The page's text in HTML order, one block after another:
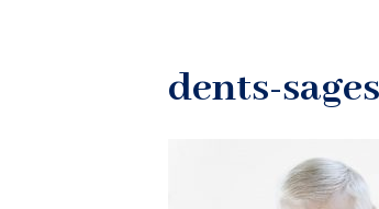
dents-